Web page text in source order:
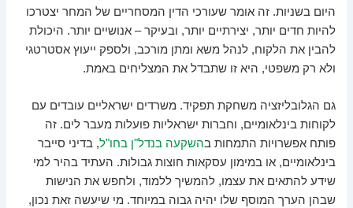
היום בשניות. זה אומר שעורכי הדין המסחריים של המחר יצטרכו
להיות חדים יותר, יצירתיים יותר, ובעיקר – אנושיים יותר. היכולת
להבין את הלקוח, לנהל משא ומתן מורכב, ולספק ייעוץ אסטרטגי
ולא רק משפטי, היא זו שתבדל את המצליחים באמת.
גם הגלובליזציה משחקת תפקיד. משרדים ישראליים עובדים עם
לקוחות בינלאומיים, וחברות ישראליות פועלות מעבר לים. זה
פותח אפשרויות התמחות בהשקעה בנדל"ן בחו"ל, בדיני סייבר
בינלאומיים, או במימון עסקאות חוצות גבולות. העתיד בהיר למי
שידע להתאים את עצמו, להמשיך ללמוד, ולחפש את הנישות
שבהן הערך המוסף שלו יהיה גבוה במיוחד. מי שיעשה זאת נכון,